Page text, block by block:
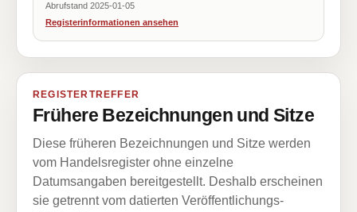
Abrufstand 2025-01-05
Registerinformationen ansehen
REGISTERTREFFER
Frühere Bezeichnungen und Sitze
Diese früheren Bezeichnungen und Sitze werden
vom Handelsregister ohne einzelne
Datumsangaben bereitgestellt. Deshalb erscheinen
sie getrennt vom datierten Veröffentlichungs-